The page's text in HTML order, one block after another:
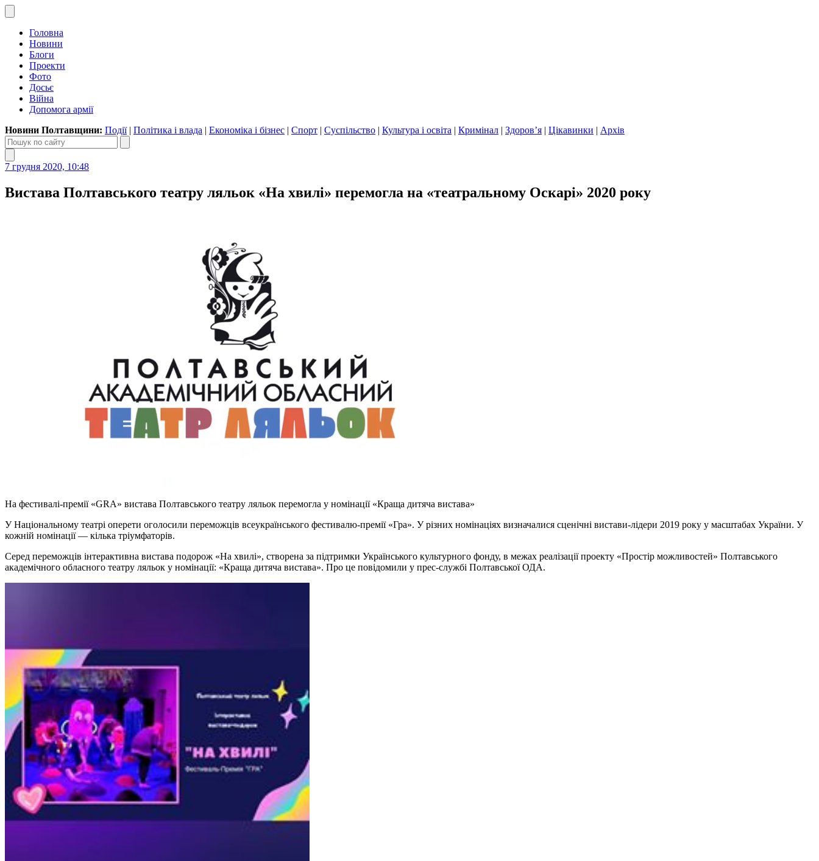
Головна
Новини
Блоги
Проекти
Фото
Досьє
Війна
Допомога армії
Новини Полтавщини: Події| Політика і влада | Економіка і бізнес | Спорт | Суспільство | Культура і освіта | Кримінал | Здоров’я | Цікавинки | Архів
7 грудня 2020, 10:48
Вистава Полтавського театру ляльок «На хвилі» перемогла на «театральному Оскарі» 2020 року
На фестивалі-премії «GRA» вистава Полтавського театру ляльок перемогла у номінації «Краща дитяча вистава»
У Національному театрі оперети оголосили переможців всеукраїнського фестивалю-премії «Гра». У різних номінаціях визначалися сценічні вистави-лідери 2019 року у масштабах України. У
кожній номінації — кілька тріумфаторів.
Серед переможців інтерактивна вистава подорож «На хвилі», створена за підтримки Українського культурного фонду, в межах реалізації проекту «Простір можливостей» Полтавського
академічного обласного театру ляльок у номінації: «Краща дитяча вистава». Про це повідомили у прес-службі Полтавської ОДА.